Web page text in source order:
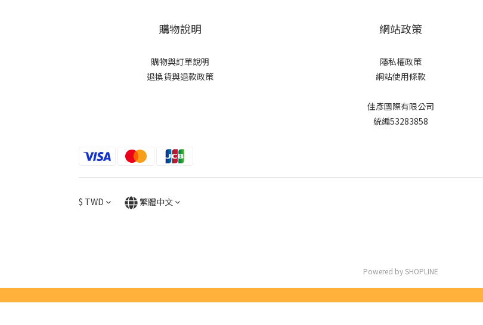
購物說明
購物與訂單說明
退換貨與退款政策
網站政策
隱私權政策
網站使用條款
佳彥國際有限公司
統編53283858
$ TWD 繁體中文
Powered by SHOPLINE